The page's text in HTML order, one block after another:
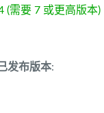
(需要 7 或更高版本)
发布版本: